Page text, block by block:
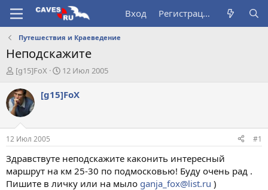
Вход Регистрация
Путешествия и Краеведение
Неподскажите
А
т
о
р
т
е
м
ы
[g15]FoX
Д
т
а
а
л
12 Июл 2005
[g15]FoX
12 Июл 2005 #1
Здравствуте неподскажите каконить интересный
маршрут на км 25-30 по подмосковью! Буду очень рад .
Пишите в личку или на мыло ganja_fox@list.ru )